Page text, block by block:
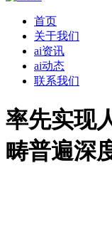
首页
关于我们
ai资讯
ai动态
联系我们
率先实现
畴普遍深